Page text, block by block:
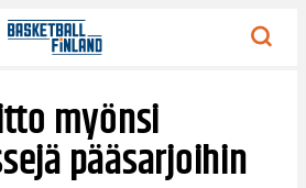
myönsi
pääsarjoihin